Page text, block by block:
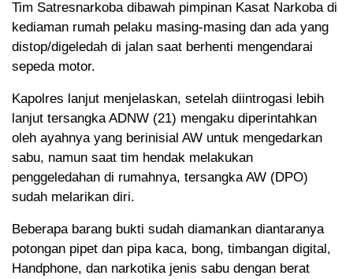
Tim Satresnarkoba dibawah pimpinan Kasat Narkoba di
kediaman rumah pelaku masing-masing dan ada yang
distop/digeledah di jalan saat berhenti mengendarai
sepeda motor.
Kapolres lanjut menjelaskan, setelah diintrogasi lebih
lanjut tersangka ADNW (21) mengaku diperintahkan
oleh ayahnya yang berinisial AW untuk mengedarkan
sabu, namun saat tim hendak melakukan
penggeledahan di rumahnya, tersangka AW (DPO)
sudah melarikan diri.
Beberapa barang bukti sudah diamankan diantaranya
potongan pipet dan pipa kaca, bong, timbangan digital,
Handphone, dan narkotika jenis sabu dengan berat